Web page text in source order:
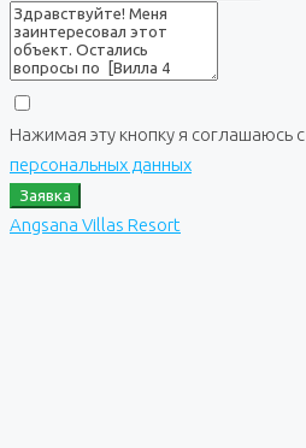
Нажимая эту кнопку я соглашаюсь с
персональных данных
Заявка
Angsana Villas Resort